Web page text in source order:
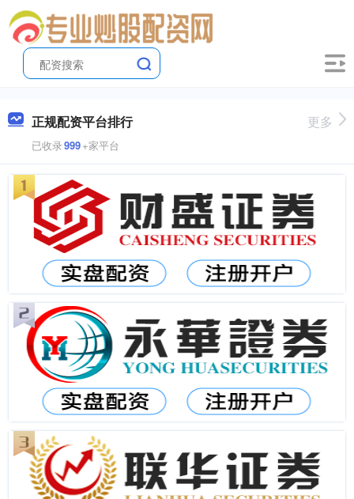
正规配资平台排行
已收录999+家平台
更多